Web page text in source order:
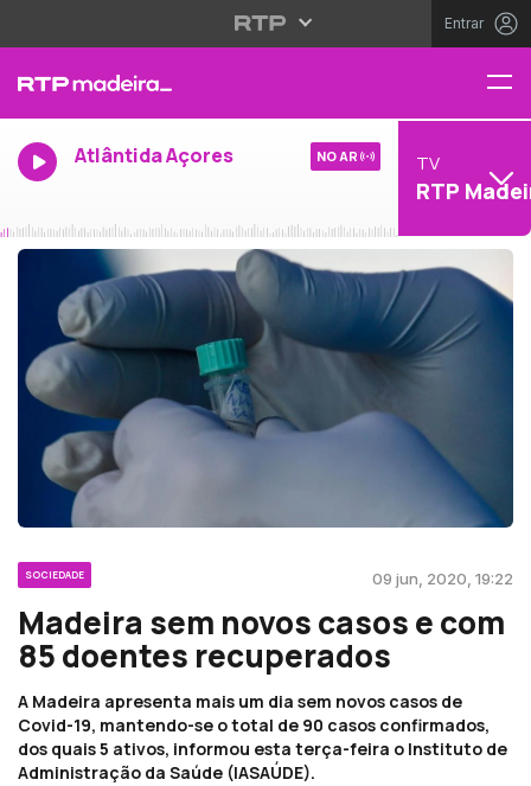
Entrar
Atlântida Açores NO AR TV
RTP
SOCIEDADE 09 jun, 2020, 19:22
Madeira sem novos casos e com
85 doentes recuperados
A Madeira apresenta mais um dia sem novos casos de
Covid-19, mantendo-se o total de 90 casos confirmados,
dos quais 5 ativos, informou esta terça-feira o Instituto de
Administração da Saúde (IASAÚDE).